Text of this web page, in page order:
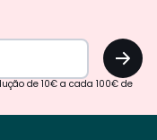
OK
de 10€ a cada 100€ de